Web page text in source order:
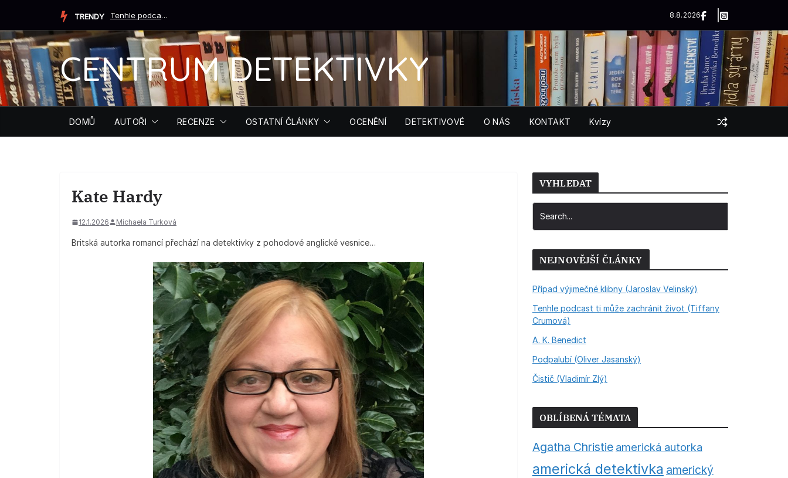
obsah
TRENDY Tenhle podcast ti může zachránit život (Tiffany Crumová... 8.8.2026
CENTRUM DETEKTIVKY
DOMŮ AUTOŘI RECENZE OSTATNÍ ČLÁNKY OCENĚNÍ DETEKTIVOVÉ O NÁS KONTAKT Kvízy
Kate Hardy
12.1.2026 Michaela Turková
Britská autorka romancí přechází na detektivky z pohodové anglické vesnice…
VYHLEDAT
NEJNOVĚJŠÍ ČLÁNKY
Případ výjimečné klibny (Jaroslav Velinský)
Tenhle podcast ti může zachránit život (Tiffany
Crumová)
A. K. Benedict
Podpalubí (Oliver Jasanský)
Čistič (Vladimír Zlý)
OBLÍBENÁ TÉMATA
Agatha Christie americká autorka
americká detektivka americký